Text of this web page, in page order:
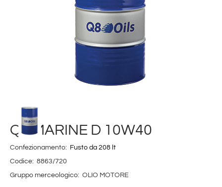
Q8 MARINE D 10W40
Confezionamento:
Fusto da 208 lt
Codice: 8863/720
Gruppo merceologico: OLIO MOTORE